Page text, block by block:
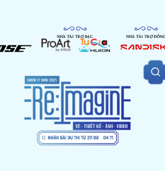
NHÀ TÀI TRỢ BẠC NHÀ TÀI TRỢ ĐỒNG